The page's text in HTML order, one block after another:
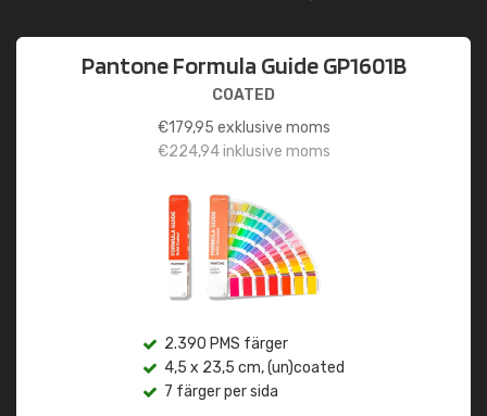
Pantone Formula Guide GP1601B
COATED
€179,95 exklusive moms
€224,94inklusive moms
2.390 PMS färger
4,5 x 23,5 cm, (un)coated
7 färger per sida